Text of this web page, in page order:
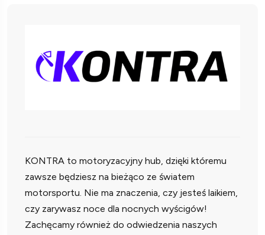
KONTRA to motoryzacyjny hub, dzięki któremu
zawsze będziesz na bieżąco ze światem
motorsportu. Nie ma znaczenia, czy jesteś laikiem,
czy zarywasz noce dla nocnych wyścigów!
Zachęcamy również do odwiedzenia naszych